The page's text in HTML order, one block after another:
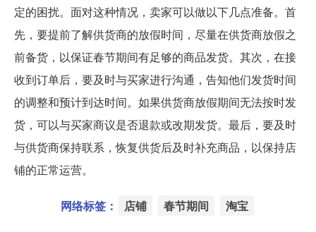
定的困扰。面对这种情况，卖家可以做以下几点准备。首
先，要提前了解供货商的放假时间，尽量在供货商放假之
前备货，以保证春节期间有足够的商品发货。其次，在接
收到订单后，要及时与买家进行沟通，告知他们发货时间
的调整和预计到达时间。如果供货商放假期间无法按时发
货，可以与买家商议是否退款或改期发货。最后，要及时
与供货商保持联系，恢复供货后及时补充商品，以保持店
铺的正常运营。
网络标签： 店铺 春节期间 淘宝